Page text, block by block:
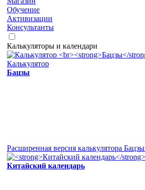
Обучение
Активизации
Консультанты
Калькуляторы и календари
Калькулятор
Бацзы
Расширенная версия калькулятора Бацзы
Китайский календарь